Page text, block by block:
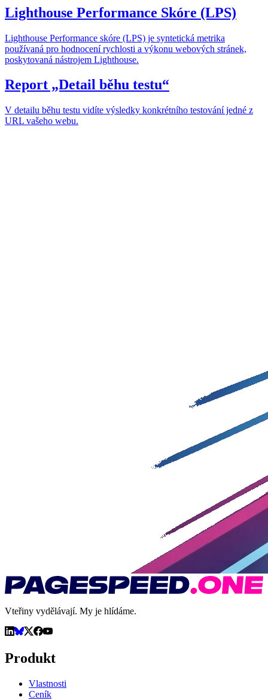
Lighthouse Performance Skóre (LPS)
Lighthouse Performance skóre (LPS) je syntetická metrika
používaná pro hodnocení rychlosti a výkonu webových stránek,
poskytovaná nástrojem Lighthouse.
Report „Detail běhu testu“
V detailu běhu testu vidíte výsledky konkrétního testování jedné z
URL vašeho webu.
Vteřiny vydělávají. My je hlídáme.
Produkt
Vlastnosti
Ceník